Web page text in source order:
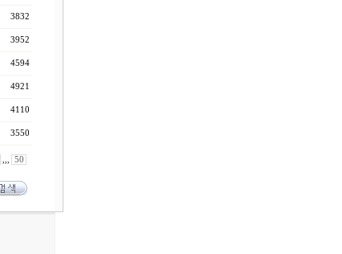
3832
3952
4594
4921
4110
3550
,,, 50